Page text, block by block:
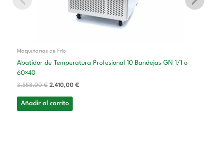
Maquinarias de Frío
Abatidor de Temperatura Profesional 10 Bandejas GN 1/1 o
60×40
3.558,00€ 2.410,00 €
Añadir al carrito